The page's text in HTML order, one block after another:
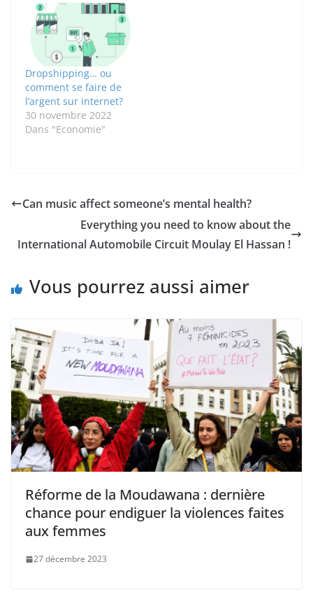
Dropshipping… ou
comment se faire de
l’argent sur internet?
30 novembre 2022
Dans "Economie"
Can music affect someone’s mental health?
Everything you need to know about the
International Automobile Circuit Moulay El Hassan !
Vous pourrez aussi aimer
Réforme de la Moudawana : dernière
chance pour endiguer la violences faites
aux femmes
27 décembre 2023